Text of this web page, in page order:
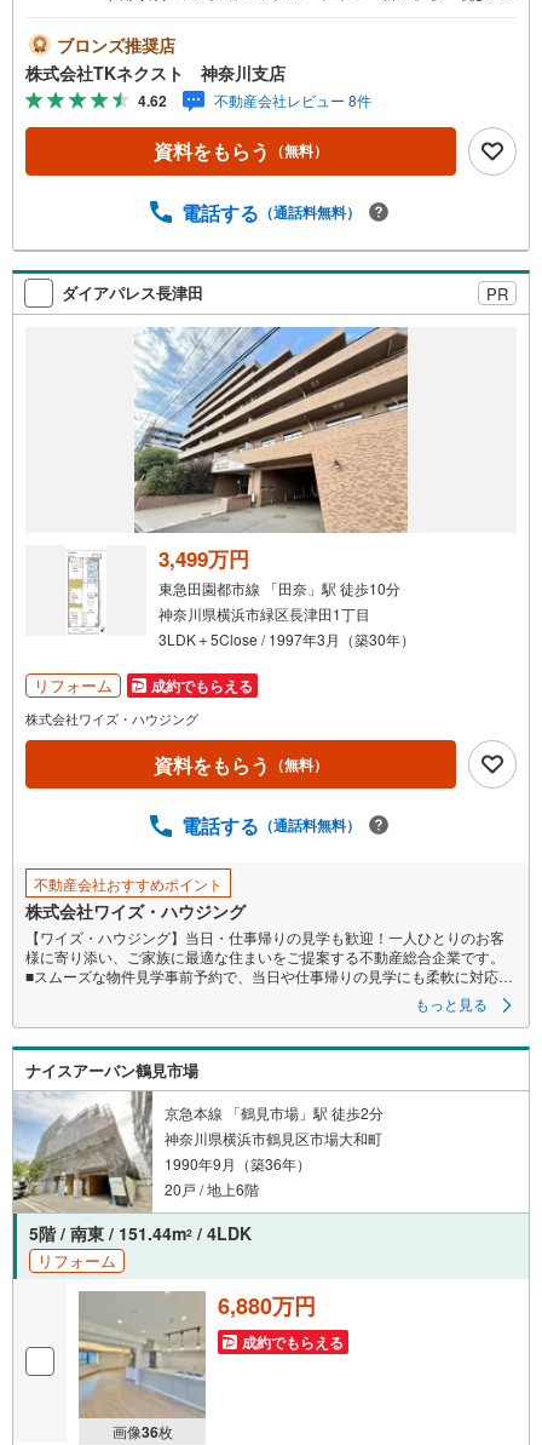
交換●洗面化粧台交換●トイレ交換●健具交換●配管更新●ク
ロス全室貼替●床材貼替●食洗機新規取付●ハウスクリーニ
ング◆周辺環境◆新田小学校…約220m新羽中学校…約1.6k
mファミリーマート…約220mイオン…約180m新田公園…
約180mしんよしだこども園…約1km最上階につき陽当り・
通風良好です♪フラット対面キッチン・ペンダントライト
リビングを♪些細な事でもお問合せ下さい♪
ブロンズ推奨店
株式会社TKネクスト 神奈川支店
4.62 不動産会社レビュー 8件
資料をもらう （無料）
電話する （通話料無料）
ダイアパレス長津田 PR
3,499万円
東急田園都市線 「田奈」駅 徒歩10分
神奈川県横浜市緑区長津田1丁目
3LDK＋5Close / 1997年3月（築30年）
リフォーム 成約でもらえる
株式会社ワイズ・ハウジング
資料をもらう （無料）
電話する （通話料無料）
不動産会社おすすめポイント
株式会社ワイズ・ハウジング
【ワイズ・ハウジング】当日・仕事帰りの見学も歓迎！一人ひとりのお客
様に寄り添い、ご家族に最適な住まいをご提案する不動産総合企業です。
■スムーズな物件見学事前予約で、当日や仕事帰りの見学にも柔軟に対応い
たします。現地や店舗での待ち合わせ、最寄駅・周辺施設での合流、ご
※鍵の手配が必要な場合や、居住中の物件は即日対応が難しい場合もござい
ます 。お早めにお問い合わせください。
■ネット非公開情報もご紹介事前にご希望の「広さ・価格・エリア」や住み
替えのきっかけをお聞かせいただければ、ネット掲載不可の限定情報
や、新規公開予定の物件資料も併せてご用意いたします。
■安心の資金計画・売却サポート将来の金銭的な不安には、提携ファイナン
シャルプランナー（FP）がライフプランに合わせた資金計画をお答えし
ます 。また、購入だけでなく、将来の住み替えやご売却の相談まで長期的
にサポートいたします。
営業時間（9:00～18:00）はお電話が繋がりやすくなっております。人気物
件は早期終了の可能性があるため、お早めにお問い合わせください！
もっと見る
ナイスアーバン鶴見市場
京急本線 「鶴見市場」駅 徒歩2分
神奈川県横浜市鶴見区市場大和町
1990年9月（築36年）
20戸 / 地上6階
5階 / 南東 / 151.44m2 / 4LDK
リフォーム
画像36枚
6,880万円
成約でもらえる